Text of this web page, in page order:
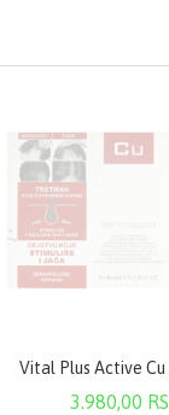
Vital Plus Active Cu
3.980,00